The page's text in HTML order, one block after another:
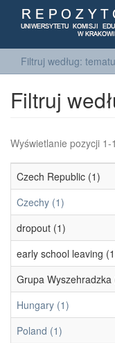
Filtruj według: tematu
Filtruj
Wyświetlanie pozycji 1-
Czech Republic (1)
Czechy (1)
dropout (1)
early school leaving
Grupa Wyszehradzka
Hungary (1)
Poland (1)